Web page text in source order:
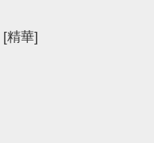
[精華]